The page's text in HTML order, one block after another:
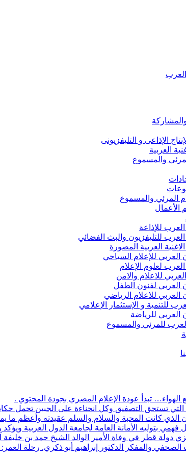
العرب
الإذاعى و التليفزيونى
العربية
والمسموع
المرئي والمسموع
الأعمال
للإذاعة
للتليفزيون والبث الفضائي
العربية المصورة
العربي للإعلام السياحي
لعلوم الإعلام
للاعلام والامن
العربي لفنون الطفل
العربي للاعلام الرياضي
للتنمية و الإستثمار الإعلامي
العربي للرياضة
للمرئي والمسموع
الهواء… تبدأ عودة الإعلام المصري بجودة المحتوي .
تستحق التصفيق وكل انحناءة على الجبين تحمل
الذي كانت المحبة والسلام والسلم عقيدته وأعظم ما
فهمي بتوليه الأمانة العامة لجامعة الدول العربية
دولة قطر في وفاة الأمير الوالد الشيخ حمد بن خليفة
الصحفي والمفكر الدكتور إبراهيم أبو ذكري. رحلة